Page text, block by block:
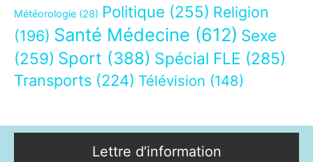
Météorologie (28) Politique (255) Religion
(196) Santé Médecine (612) Sexe
(259) Sport (388) Spécial FLE (285)
Transports (224) Télévision (148)
Lettre d’information